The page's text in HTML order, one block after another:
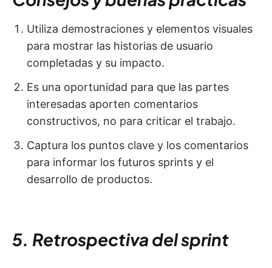
Utiliza demostraciones y elementos visuales
para mostrar las historias de usuario
completadas y su impacto.
Es una oportunidad para que las partes
interesadas aporten comentarios
constructivos, no para criticar el trabajo.
Captura los puntos clave y los comentarios
para informar los futuros sprints y el
desarrollo de productos.
5. Retrospectiva del sprint